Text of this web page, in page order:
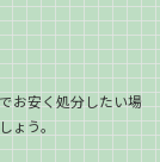
お安く処分したい場
ょう。